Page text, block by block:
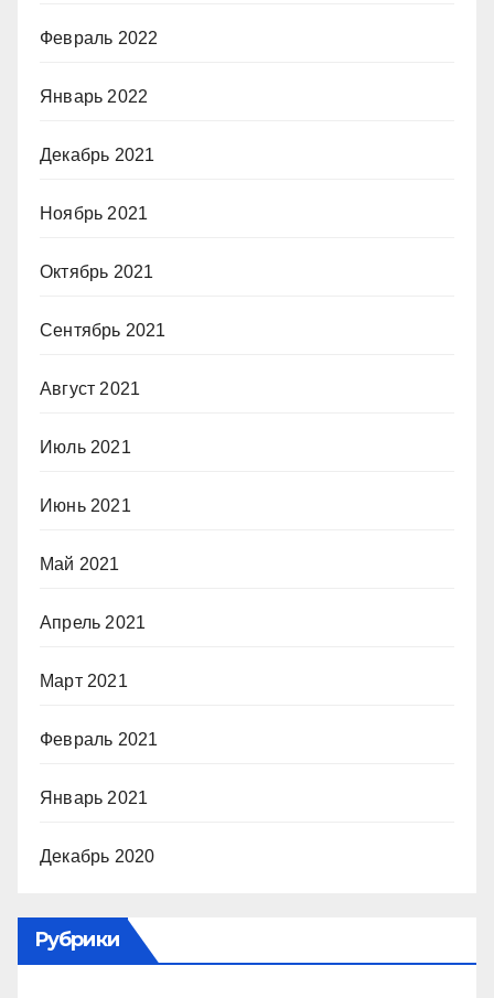
Февраль 2022
Январь 2022
Декабрь 2021
Ноябрь 2021
Октябрь 2021
Сентябрь 2021
Август 2021
Июль 2021
Июнь 2021
Май 2021
Апрель 2021
Март 2021
Февраль 2021
Январь 2021
Декабрь 2020
Рубрики